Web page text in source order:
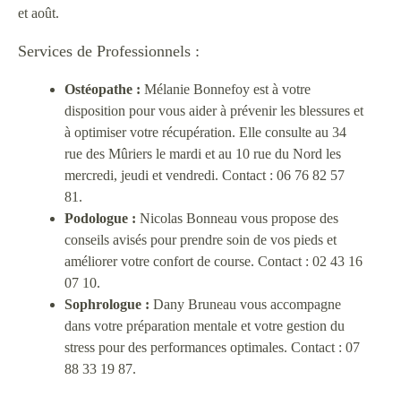
et août.
Services de Professionnels :
Ostéopathe : Mélanie Bonnefoy est à votre
disposition pour vous aider à prévenir les blessures et
à optimiser votre récupération. Elle consulte au 34
rue des Mûriers le mardi et au 10 rue du Nord les
mercredi, jeudi et vendredi. Contact : 06 76 82 57
81.
Podologue : Nicolas Bonneau vous propose des
conseils avisés pour prendre soin de vos pieds et
améliorer votre confort de course. Contact : 02 43 16
07 10.
Sophrologue : Dany Bruneau vous accompagne
dans votre préparation mentale et votre gestion du
stress pour des performances optimales. Contact : 07
88 33 19 87.